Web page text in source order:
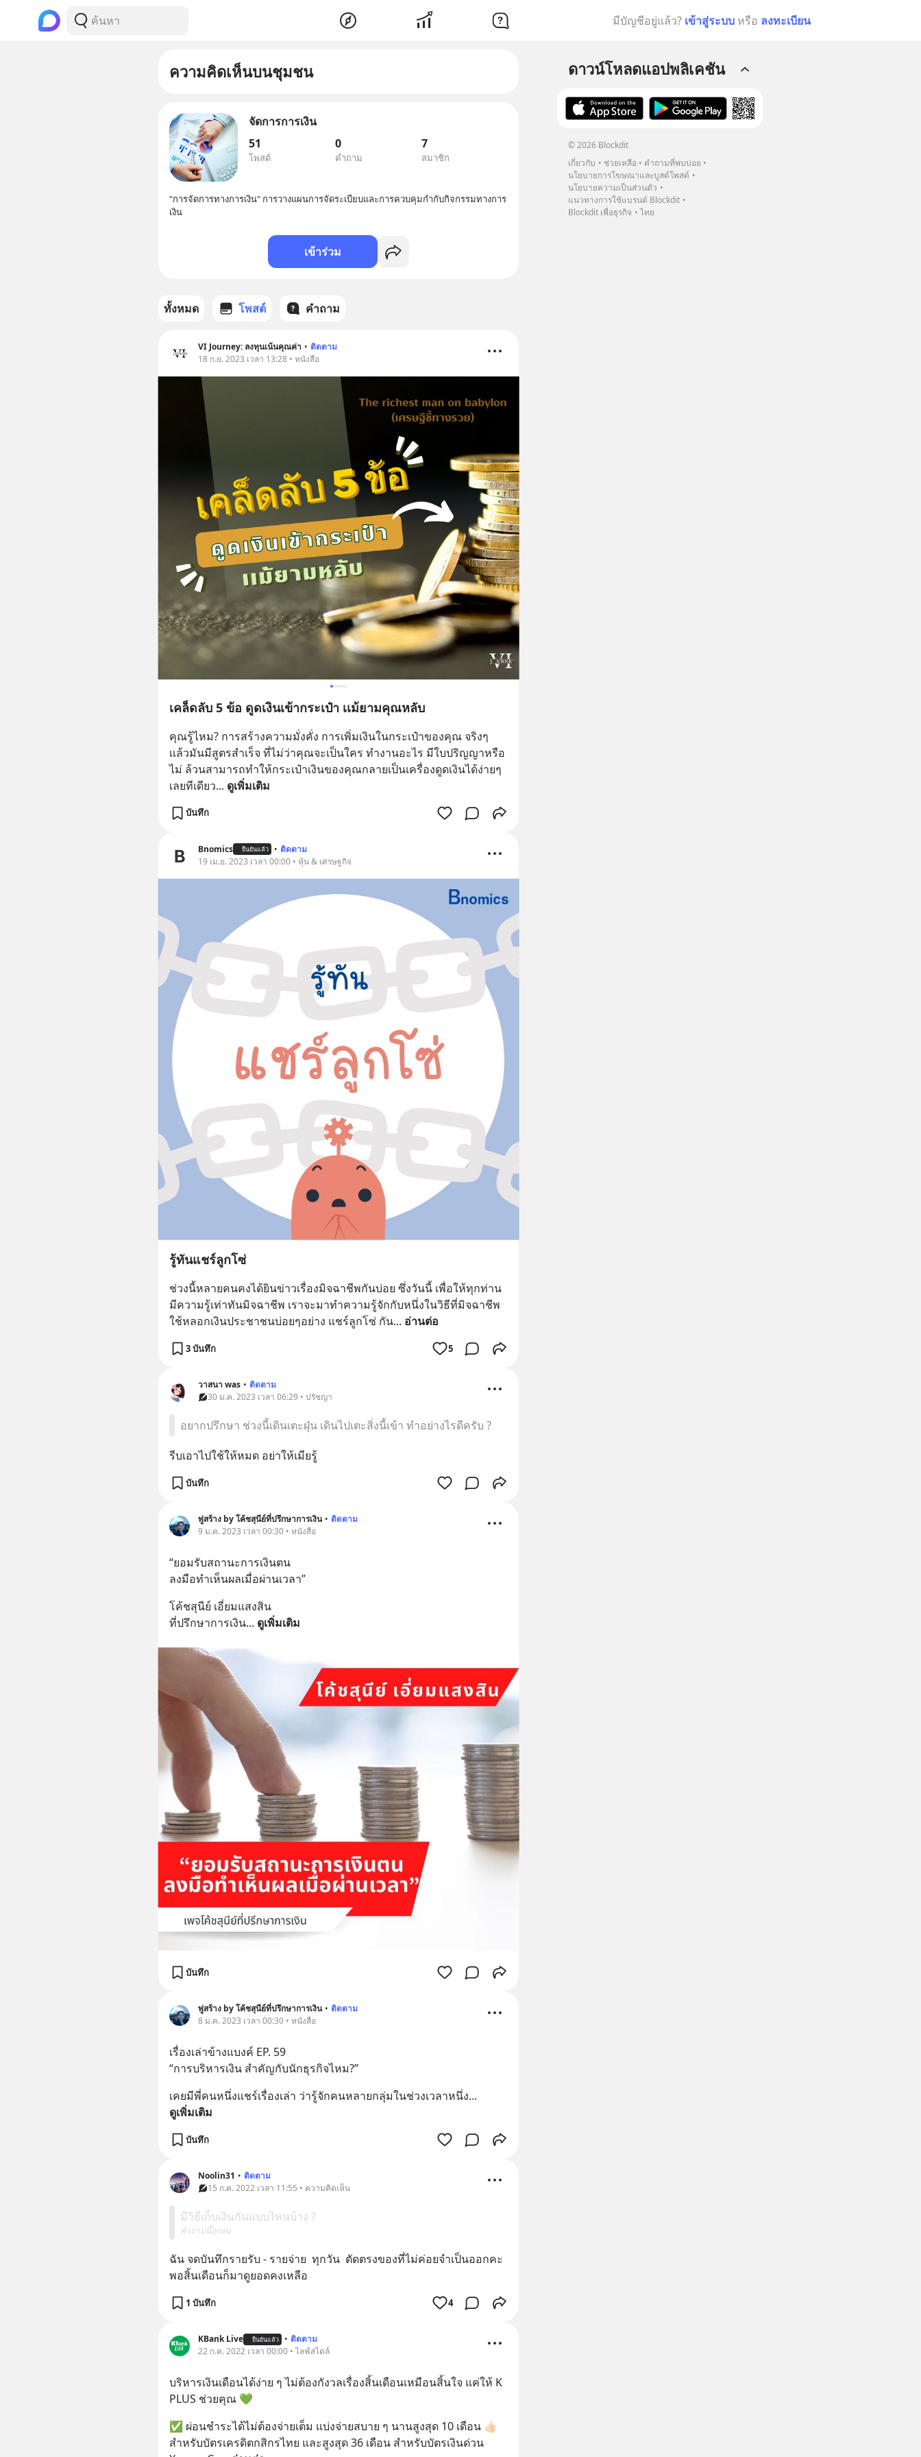
มีบัญชีอยู่แล้ว? เข้าสู่ระบบ หรือ ลงทะเบียน
ความคิดเห็นบนชุมชน
จัดการการเงิน
51
โพสต์
0
คำถาม
7
สมาชิก
"การจัดการทางการเงิน" การวางแผนการจัดระเบียบและการควบคุมกำกับกิจกรรมทางการ
เงิน
เข้าร่วม
ทั้งหมด โพสต์ คำถาม
VI Journey: ลงทุนเน้นคุณค่า • ติดตาม
18 ก.ย. 2023 เวลา 13:28 • หนังสือ
เคล็ดลับ 5 ข้อ ดูดเงินเข้ากระเป๋า เเม้ยามคุณหลับ
คุณรู้ไหม? การสร้างความมั่งคั่ง การเพิ่มเงินในกระเป๋าของคุณ จริงๆ
เเล้วมันมีสูตรสำเร็จ ที่ไม่ว่าคุณจะเป็นใคร ทำงานอะไร มีใบปริญญาหรือ
ไม่ ล้วนสามารถทำให้กระเป๋าเงินของคุณกลายเป็นเครื่องดูดเงินได้ง่ายๆ
เลยทีเดียว... ดูเพิ่มเติม
บันทึก
Bnomics ยืนยันแล้ว • ติดตาม
19 เม.ย. 2023 เวลา 00:00 • หุ้น & เศรษฐกิจ
รู้ทันแชร์ลูกโซ่
ช่วงนี้หลายคนคงได้ยินข่าวเรื่องมิจฉาชีพกันบ่อย ซึ่งวันนี้ เพื่อให้ทุกท่าน
มีความรู้เท่าทันมิจฉาชีพ เราจะมาทำความรู้จักกับหนึ่งในวิธีที่มิจฉาชีพ
ใช้หลอกเงินประชาชนบ่อยๆอย่าง แชร์ลูกโซ่ กัน... อ่านต่อ
3 บันทึก 5
วาสนา was • ติดตาม
30 ม.ค. 2023 เวลา 06:29 • ปรัชญา
อยากปรึกษา ช่วงนี้เดินเตะฝุ่น เดินไปเตะสิ่งนี้เข้า ทำอย่างไรดีครับ ?
รีบเอาไปใช้ให้หมด อย่าให้เมียรู้
บันทึก
พู่สร้าง by โค้ชสุนีย์ที่ปรึกษาการเงิน • ติดตาม
9 ม.ค. 2023 เวลา 00:30 • หนังสือ
“ยอมรับสถานะการเงินตน
ลงมือทำเห็นผลเมื่อผ่านเวลา”
โค้ชสุนีย์ เอี่ยมแสงสิน
ที่ปรึกษาการเงิน... ดูเพิ่มเติม
บันทึก
พู่สร้าง by โค้ชสุนีย์ที่ปรึกษาการเงิน • ติดตาม
8 ม.ค. 2023 เวลา 00:30 • หนังสือ
เรื่องเล่าข้างแบงค์ EP. 59
“การบริหารเงิน สำคัญกับนักธุรกิจไหม?”
เคยมีพี่คนหนึ่งแชร์เรื่องเล่า ว่ารู้จักคนหลายกลุ่มในช่วงเวลาหนึ่ง...
ดูเพิ่มเติม
บันทึก
Noolin31 • ติดตาม
15 ก.ค. 2022 เวลา 11:55 • ความคิดเห็น
มีวิธีเก็บเงินกันแบบไหนบ้าง ?
คำถามนี้ถูกลบ
ฉัน จดบันทึกรายรับ - รายจ่าย  ทุกวัน  ตัดตรงของที่ไม่ค่อยจำเป็นออกคะ
พอสิ้นเดือนก็มาดูยอดคงเหลือ
1 บันทึก 4
KBank Live ยืนยันแล้ว • ติดตาม
22 ก.ค. 2022 เวลา 00:00 • ไลฟ์สไตล์
บริหารเงินเดือนได้ง่าย ๆ ไม่ต้องกังวลเรื่องสิ้นเดือนเหมือนสิ้นใจ แค่ให้ K
PLUS ช่วยคุณ 💚
✅ ผ่อนชำระได้ไม่ต้องจ่ายเต็ม แบ่งจ่ายสบาย ๆ นานสูงสุด 10 เดือน 👍🏻
สำหรับบัตรเครดิตกสิกรไทย และสูงสุด 36 เดือน สำหรับบัตรเงินด่วน
ดาวน์โหลดแอปพลิเคชัน
© 2026 Blockdit
เกี่ยวกับ
ช่วยเหลือ
คำถามที่พบบ่อย
นโยบายการโฆษณาและบูสต์โพสต์
นโยบายความเป็นส่วนตัว
แนวทางการใช้แบรนด์ Blockdit
Blockdit เพื่อธุรกิจ
ไทย